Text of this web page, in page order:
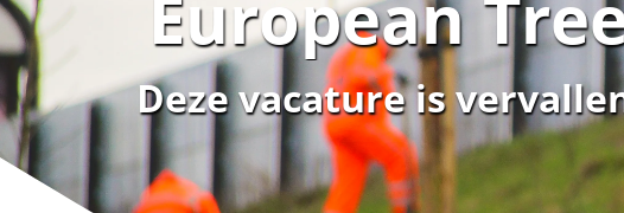
Deze vacature is